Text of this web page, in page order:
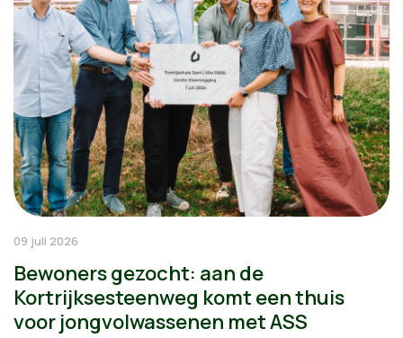
09 juli 2026
Bewoners gezocht: aan de
Kortrijksesteenweg komt een thuis
voor jongvolwassenen met ASS